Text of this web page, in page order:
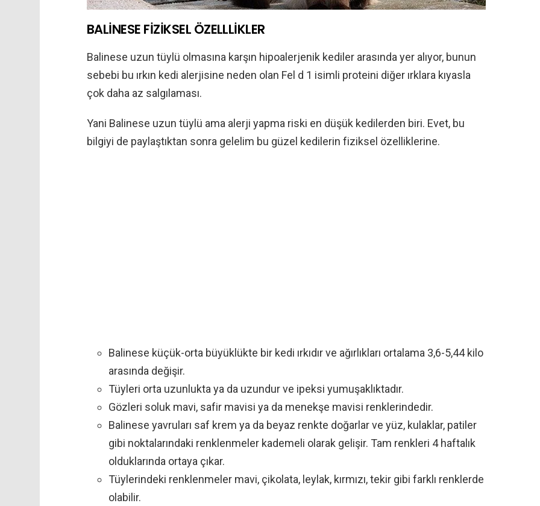
BALİNESE FİZİKSEL ÖZELLLİKLER
Balinese uzun tüylü olmasına karşın hipoalerjenik kediler arasında yer alıyor, bunun
sebebi bu ırkın kedi alerjisine neden olan Fel d 1 isimli proteini diğer ırklara kıyasla
çok daha az salgılaması.
Yani Balinese uzun tüylü ama alerji yapma riski en düşük kedilerden biri. Evet, bu
bilgiyi de paylaştıktan sonra gelelim bu güzel kedilerin fiziksel özelliklerine.
Balinese küçük-orta büyüklükte bir kedi ırkıdır ve ağırlıkları ortalama 3,6-5,44 kilo
arasında değişir.
Tüyleri orta uzunlukta ya da uzundur ve ipeksi yumuşaklıktadır.
Gözleri soluk mavi, safir mavisi ya da menekşe mavisi renklerindedir.
Balinese yavruları saf krem ya da beyaz renkte doğarlar ve yüz, kulaklar, patiler
gibi noktalarındaki renklenmeler kademeli olarak gelişir. Tam renkleri 4 haftalık
olduklarında ortaya çıkar.
Tüylerindeki renklenmeler mavi, çikolata, leylak, kırmızı, tekir gibi farklı renklerde
olabilir.